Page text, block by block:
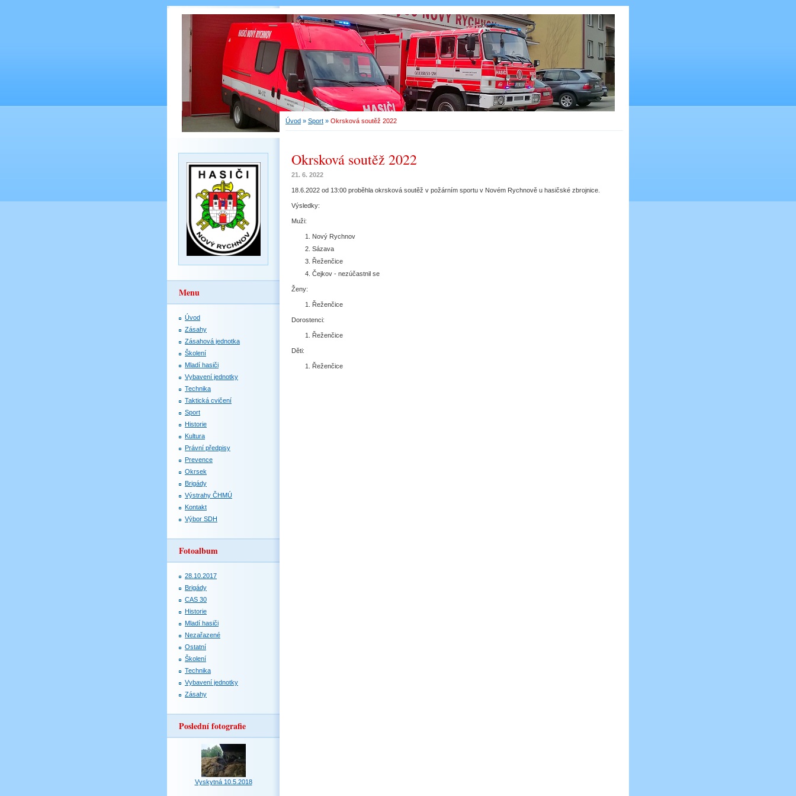
Úvod » Sport » Okrsková soutěž 2022
Okrsková soutěž 2022
21. 6. 2022
18.6.2022 od 13:00 proběhla okrsková soutěž v požárním sportu v Novém Rychnově u hasičské zbrojnice.
Výsledky:
Muži:
Nový Rychnov
Sázava
Řeženčice
Čejkov - nezúčastnil se
Ženy:
Řeženčice
Dorostenci:
Řeženčice
Děti:
Řeženčice
Menu
Úvod
Zásahy
Zásahová jednotka
Školení
Mladí hasiči
Vybavení jednotky
Technika
Taktická cvičení
Sport
Historie
Kultura
Právní předpisy
Prevence
Okrsek
Brigády
Výstrahy ČHMÚ
Kontakt
Výbor SDH
Fotoalbum
28.10.2017
Brigády
CAS 30
Historie
Mladí hasiči
Nezařazené
Ostatní
Školení
Technika
Vybavení jednotky
Zásahy
Poslední fotografie
Vyskytná 10.5.2018